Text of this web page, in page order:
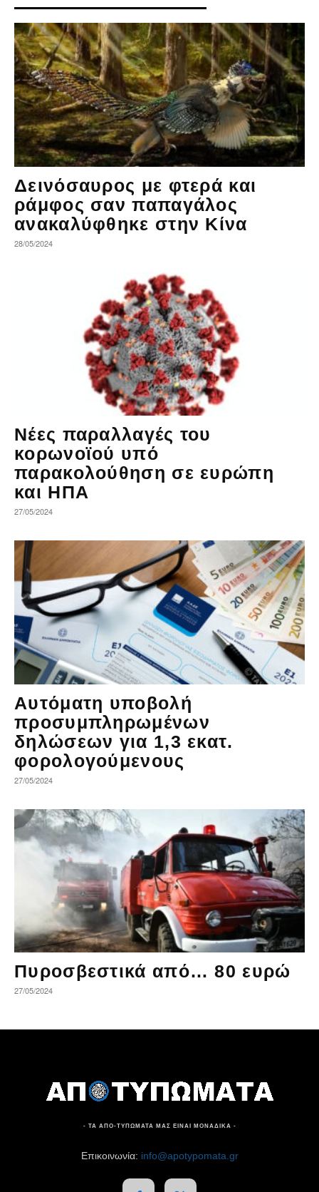
Δεινόσαυρος με φτερά και
ράμφος σαν παπαγάλος
ανακαλύφθηκε στην Κίνα
28/05/2024
Νέες παραλλαγές του
κορωνοϊού υπό
παρακολούθηση σε ευρώπη
και ΗΠΑ
27/05/2024
Αυτόματη υποβολή
προσυμπληρωμένων
δηλώσεων για 1,3 εκατ.
φορολογούμενους
27/05/2024
Πυροσβεστικά από… 80 ευρώ
27/05/2024
- ΤΑ ΑΠΟ-ΤΥΠΩΜΑΤΑ ΜΑΣ ΕΙΝΑΙ ΜΟΝΑΔΙΚΑ -
Επικοινωνία: info@apotypomata.gr